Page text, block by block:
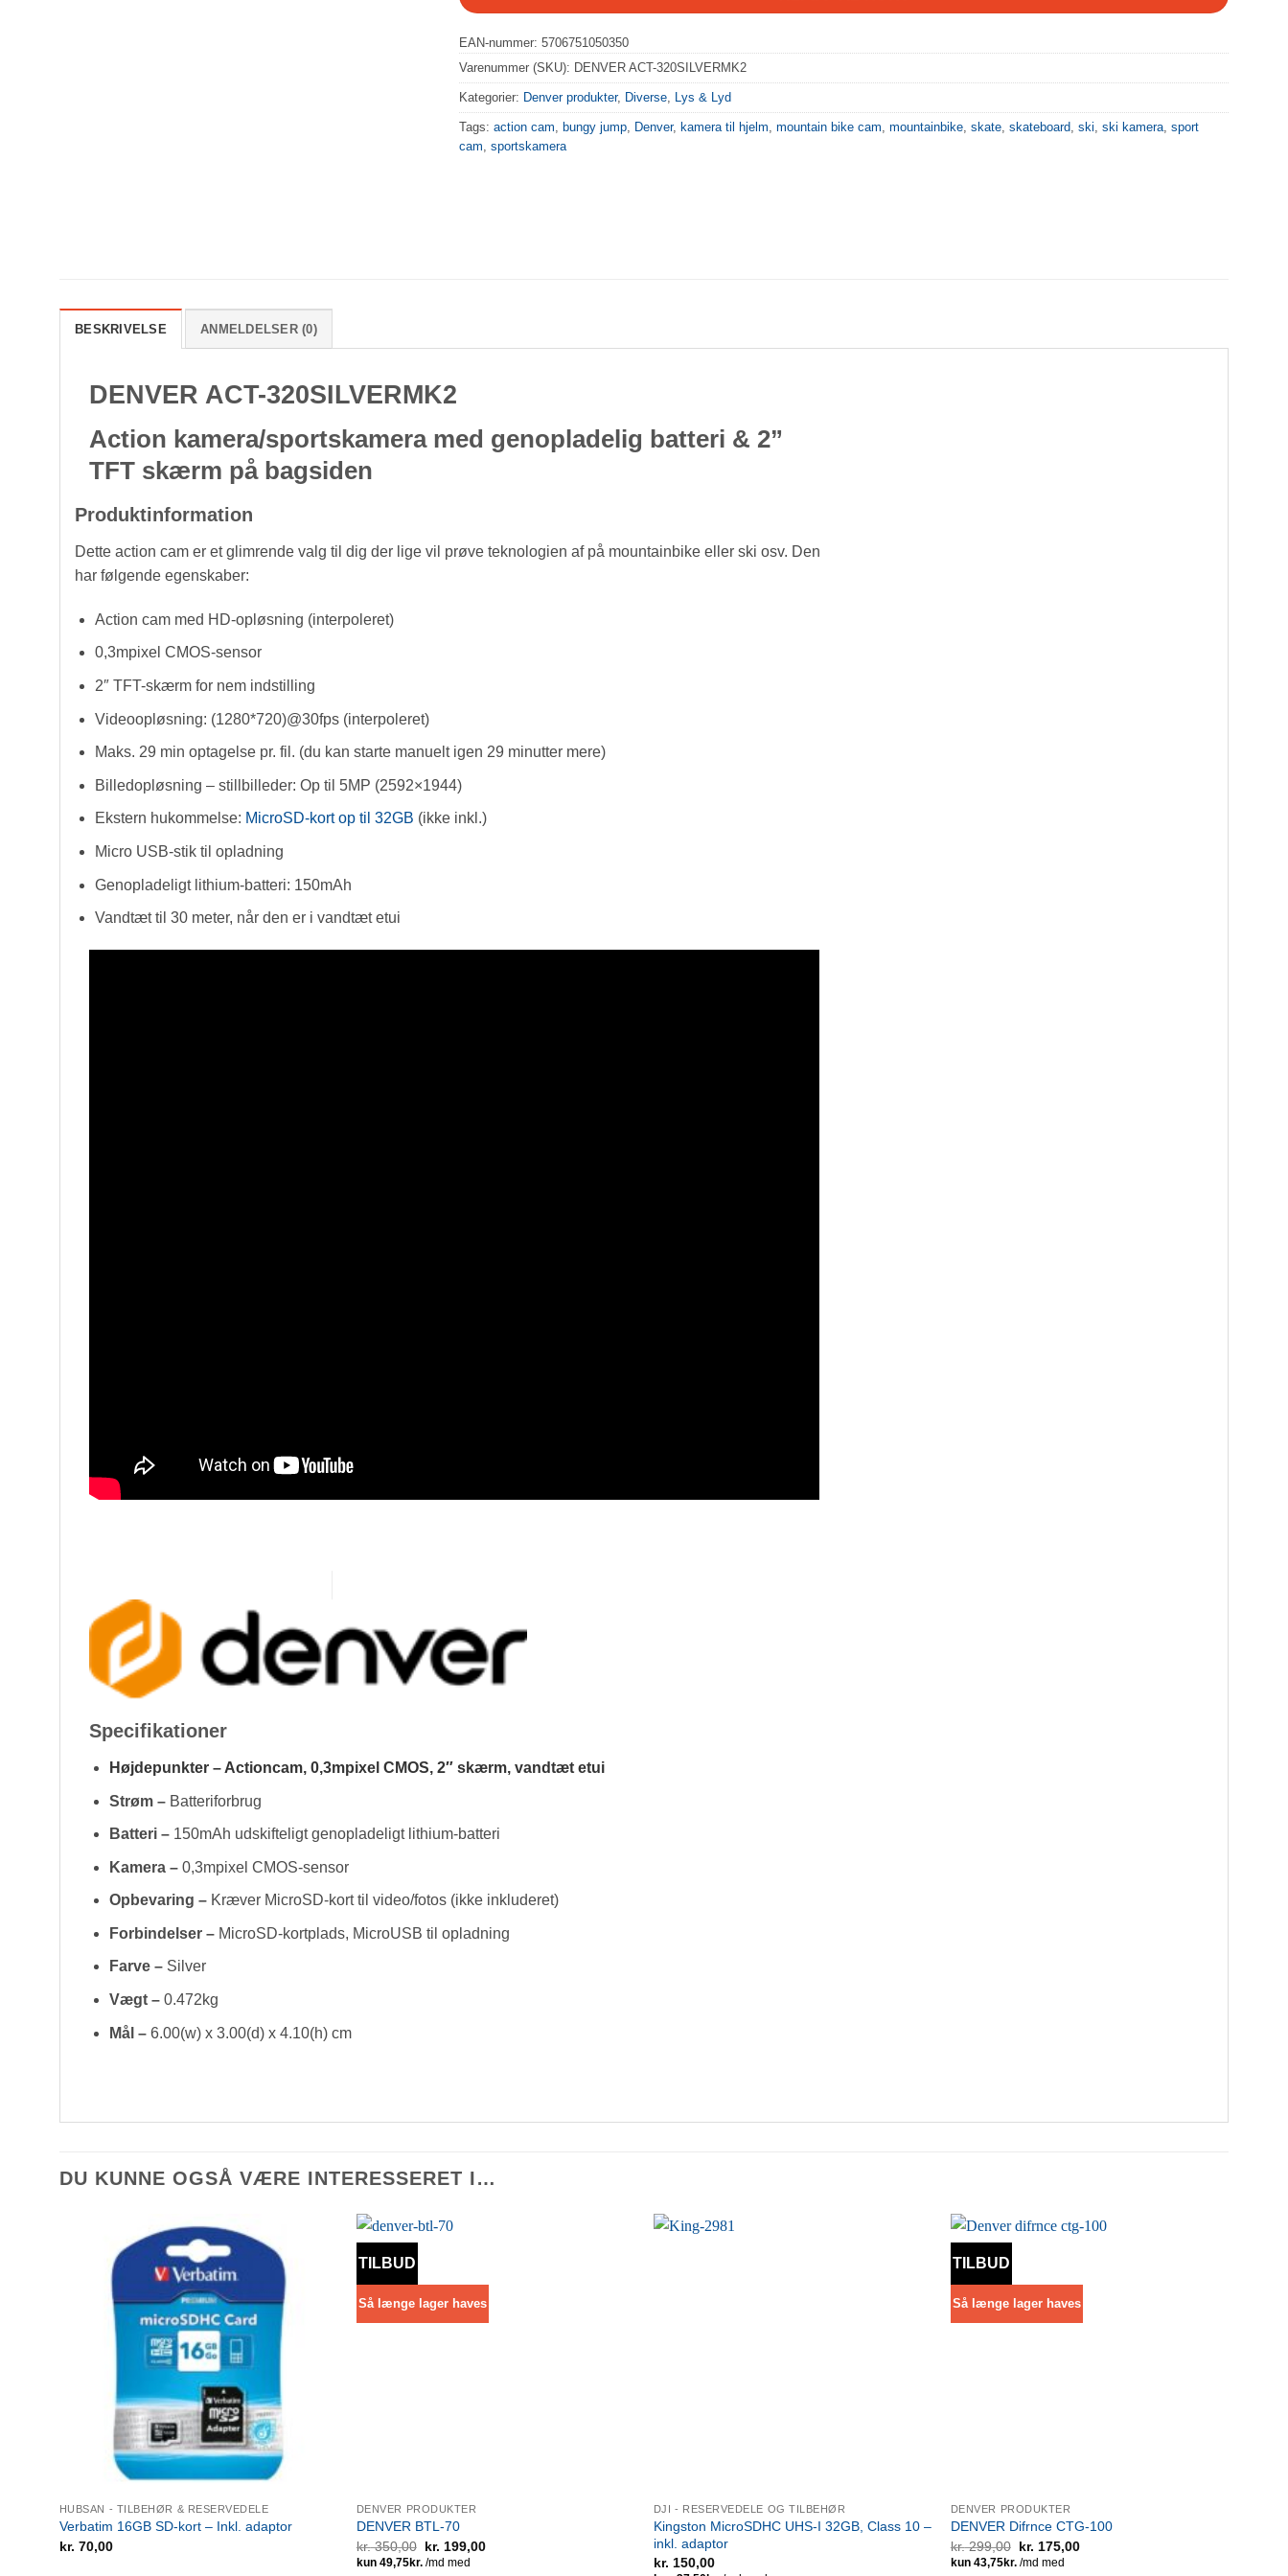
EAN-nummer: 5706751050350
Varenummer (SKU): DENVER ACT-320SILVERMK2
Kategorier: Denver produkter, Diverse, Lys & Lyd
Tags: action cam bungy jump, Denver, kamera til hjelm mountain bike cam mountainbike, skate, skateboard ski ski kamera, sport
cam sportskamera
BESKRIVELSE ANMELDELSER (0)
DENVER ACT-320SILVERMK2
Action kamera/sportskamera med genopladelig batteri & 2”
TFT skærm på bagsiden
Produktinformation
Dette action cam er et glimrende valg til dig der lige vil prøve teknologien af på mountainbike eller ski osv. Den
har følgende egenskaber:
Action cam med HD-opløsning (interpoleret)
0,3mpixel CMOS-sensor
2″ TFT-skærm for nem indstilling
Videoopløsning: (1280*720)@30fps (interpoleret)
Maks. 29 min optagelse pr. fil. (du kan starte manuelt igen 29 minutter mere)
Billedopløsning – stillbilleder: Op til 5MP (2592×1944)
Ekstern hukommelse: MicroSD-kort op til 32GB (ikke inkl.)
Micro USB-stik til opladning
Genopladeligt lithium-batteri: 150mAh
Vandtæt til 30 meter, når den er i vandtæt etui
Specifikationer
Højdepunkter – Actioncam, 0,3mpixel CMOS, 2″ skærm, vandtæt etui
Strøm –Batteriforbrug
Batteri – 150mAh udskifteligt genopladeligt lithium-batteri
Kamera –0,3mpixel CMOS-sensor
Opbevaring –Kræver MicroSD-kort til video/fotos (ikke inkluderet)
Forbindelser –MicroSD-kortplads, MicroUSB til opladning
Farve –Silver
Vægt –0.472kg
Mål –6.00(w) x 3.00(d) x 4.10(h) cm
DU KUNNE OGSÅ VÆRE INTERESSERET I…
HUBSAN - TILBEHØR & RESERVEDELE
Verbatim 16GB SD-kort – Inkl. adaptor
kr. 70,00
TILBUD
Så længe lager haves
DENVER PRODUKTER
DENVER BTL-70
kr.350,00 Den
oprindelige
kr. 199,00Den
DJI - RESERVEDELE OG TILBEHØR
Kingston MicroSDHC UHS-I 32GB, Class 10 –
inkl. adaptor
kr. 150,00
TILBUD
Så længe lager haves
DENVER PRODUKTER
DENVER Difrnce CTG-100
kr.299,00 Den
oprindelige
kr. 175,00Den